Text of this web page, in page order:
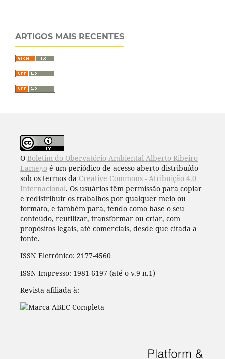
ARTIGOS MAIS RECENTES
O Boletim do Obervatório Ambiental Alberto Ribeiro
Lamego é um periódico de acesso aberto distribuído
sob os termos da Creative Commons - Atribuição 4.0
Internacional. Os usuários têm permissão para copiar
e redistribuir os trabalhos por qualquer meio ou
formato, e também para, tendo como base o seu
conteúdo, reutilizar, transformar ou criar, com
propósitos legais, até comerciais, desde que citada a
fonte.
ISSN Eletrônico: 2177-4560
ISSN Impresso: 1981-6197 (até o v.9 n.1)
Revista afiliada à: